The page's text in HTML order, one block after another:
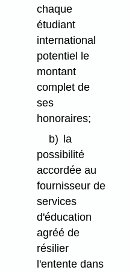
chaque
étudiant
international
potentiel le
montant
complet de
ses
honoraires;
b)
la
possibilité
accordée au
fournisseur de
services
d'éducation
agréé de
résilier
l'entente dans